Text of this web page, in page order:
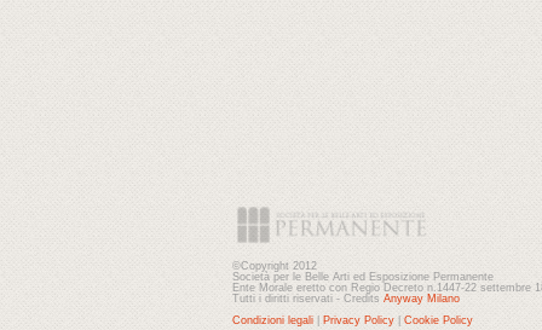
©Copyright 2012
Società per le Belle Arti ed Esposizione Permanente
Ente Morale eretto con Regio Decreto n.1447-22 settembre
Tutti i diritti riservati - Credits Anyway Milano
Condizioni legali
Privacy Policy Cookie Policy